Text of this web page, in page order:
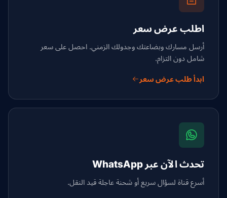
اطلب عرض سعر
أرسل مسارك وبضاعتك وجدولك الزمني. احصل على سعر
شامل دون التزام.
ابدأ طلب عرض سعر
تحدث الآن عبر WhatsApp
أسرع قناة لسؤال سريع أو شحنة عاجلة قيد النقل.